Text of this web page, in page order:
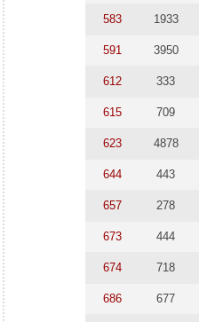
583 1933
591 3950
612 333
615 709
623 4878
644 443
657 278
673 444
674 718
686 677